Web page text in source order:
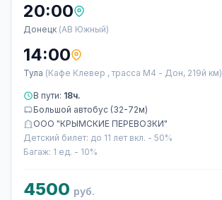
20:00
Донецк (АВ Южный)
14:00
Тула (Кафе Клевер , трасса М4 - Дон, 219й км)
В пути: 18ч.
Большой автобус (32-72м)
ООО "КРЫМСКИЕ ПЕРЕВОЗКИ"
Детский билет: до 11 лет вкл. - 50%
Багаж: 1 ед. - 10%
4500 руб.